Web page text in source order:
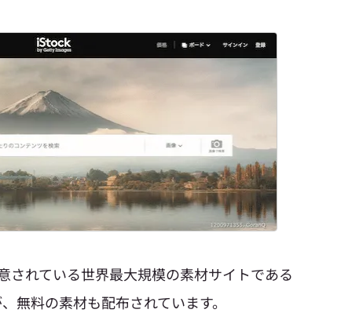
されている世界最大規模の素材サイトである
無料の素材も配布されています。